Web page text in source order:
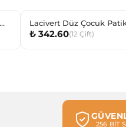
Lacivert Düz Çocuk Patik
₺ 342.60(12 Çift)
256 BİT